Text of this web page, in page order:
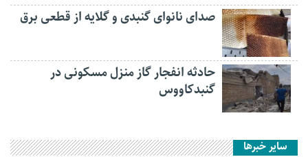
صدای نانوای گنبدی و گلایه از قطعی برق
حادثه انفجار گاز منزل مسکونی در
گنبدکاووس
سایر خبرها